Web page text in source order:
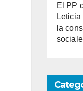
El PP
la